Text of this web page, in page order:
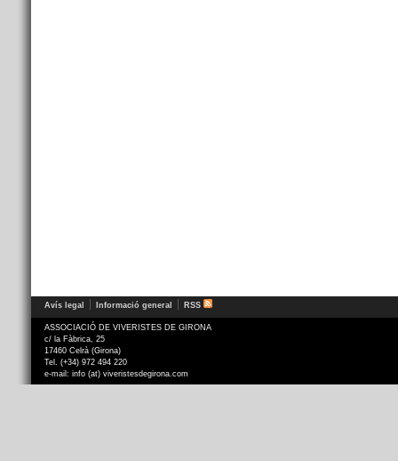
Avís legal Informació general RSS
ASSOCIACIÓ DE VIVERISTES DE GIRONA
c/ la Fàbrica, 25
17460 Celrà (Girona)
Tel. (+34) 972 494 220
e-mail: info (at) viveristesdegirona.com